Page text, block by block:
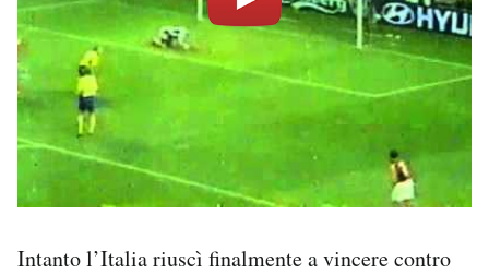
Intanto l’Italia riuscì finalmente a vincere contro